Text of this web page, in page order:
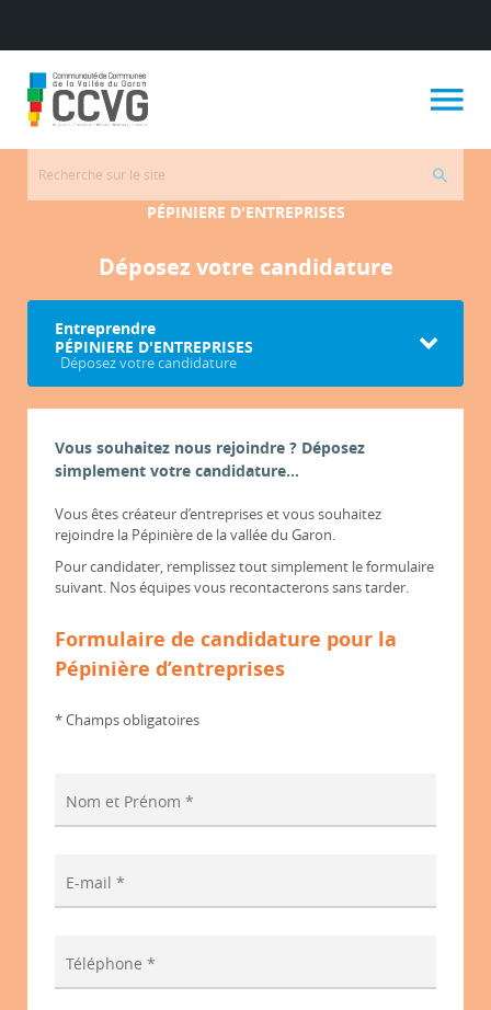
Entreprendre
PÉPINIERE D'ENTREPRISES
Déposez votre candidature
PÉPINIERE D'ENTREPRISES
Déposez votre candidature
Vous souhaitez nous rejoindre ? Déposez
simplement votre candidature...
Vous êtes créateur d’entreprises et vous souhaitez
rejoindre la Pépinière de la vallée du Garon.
Pour candidater, remplissez tout simplement le formulaire
suivant. Nos équipes vous recontacterons sans tarder.
Formulaire de candidature pour la
Pépinière d’entreprises
* Champs obligatoires
Nom et Prénom *
E-mail *
Téléphone *